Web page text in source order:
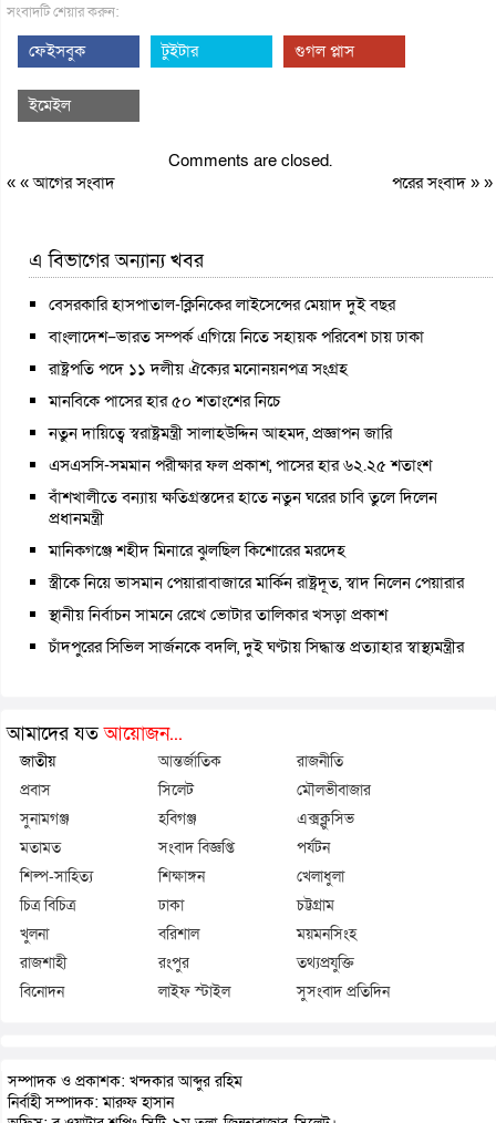
সংবাদটি শেয়ার করুন:
ফেইসবুক টুইটার গুগল প্লাস
ইমেইল
Comments are closed.
« «আগের সংবাদ পরের সংবাদ» »
এ বিভাগের অন্যান্য খবর
বেসরকারি হাসপাতাল-ক্লিনিকের লাইসেন্সের মেয়াদ দুই বছর
বাংলাদেশ–ভারত সম্পর্ক এগিয়ে নিতে সহায়ক পরিবেশ চায় ঢাকা
রাষ্ট্রপতি পদে ১১ দলীয় ঐক্যের মনোনয়নপত্র সংগ্রহ
মানবিকে পাসের হার ৫০ শতাংশের নিচে
নতুন দায়িত্বে স্বরাষ্ট্রমন্ত্রী সালাহউদ্দিন আহমদ, প্রজ্ঞাপন জারি
এসএসসি-সমমান পরীক্ষার ফল প্রকাশ, পাসের হার ৬২.২৫ শতাংশ
বাঁশখালীতে বন্যায় ক্ষতিগ্রস্তদের হাতে নতুন ঘরের চাবি তুলে দিলেন
প্রধানমন্ত্রী
মানিকগঞ্জে শহীদ মিনারে ঝুলছিল কিশোরের মরদেহ
স্ত্রীকে নিয়ে ভাসমান পেয়ারাবাজারে মার্কিন রাষ্ট্রদূত, স্বাদ নিলেন পেয়ারার
স্থানীয় নির্বাচন সামনে রেখে ভোটার তালিকার খসড়া প্রকাশ
চাঁদপুরের সিভিল সার্জনকে বদলি, দুই ঘণ্টায় সিদ্ধান্ত প্রত্যাহার স্বাস্থ্যমন্ত্রীর
আমাদের যতআয়োজন...
জাতীয় আন্তর্জাতিক
রাজনীতি
প্রবাস
সিলেট
মৌলভীবাজার
সুনামগঞ্জ
হবিগঞ্জ
এক্সক্লুসিভ
মতামত
সংবাদ বিজ্ঞপ্তি
পর্যটন
শিল্প-সাহিত্য
শিক্ষাঙ্গন
খেলাধুলা
চিত্র বিচিত্র
ঢাকা
চট্টগ্রাম
খুলনা
বরিশাল
ময়মনসিংহ
রাজশাহী
রংপুর
তথ্যপ্রযুক্তি
বিনোদন
লাইফ স্টাইল সুসংবাদ প্রতিদিন
সম্পাদক ও প্রকাশক: খন্দকার আব্দুর রহিম
নির্বাহী সম্পাদক: মারুফ হাসান